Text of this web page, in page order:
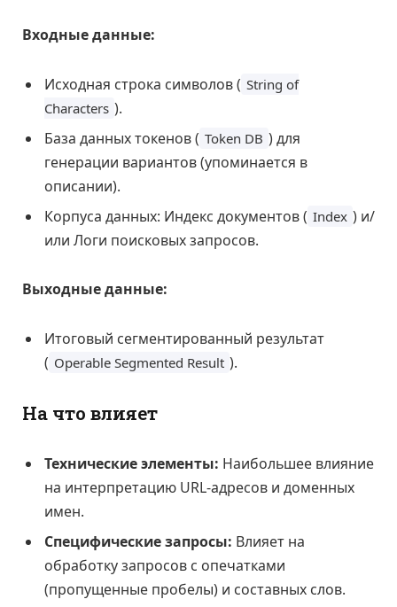
Входные данные:
Исходная строка символов ( String of
Characters ).
База данных токенов ( Token DB ) для
генерации вариантов (упоминается в
описании).
Корпуса данных: Индекс документов ( Index ) и/
или Логи поисковых запросов.
Выходные данные:
Итоговый сегментированный результат
( Operable Segmented Result ).
На что влияет
Технические элементы: Наибольшее влияние
на интерпретацию URL-адресов и доменных
имен.
Специфические запросы: Влияет на
обработку запросов с опечатками
(пропущенные пробелы) и составных слов.